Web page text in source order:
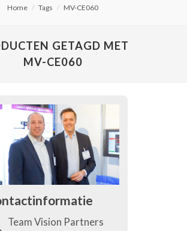
Home Tags MV-CE060
GETAGD MET
MV-CE060
Team Vision Partners